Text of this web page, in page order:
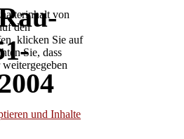
von
den
klicken Sie auf
Sie, dass
und Inhalte